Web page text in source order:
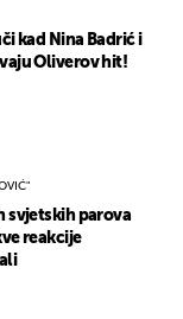
kad Nina Badrić i
Oliverov hit!
svjetskih parova
reakcije